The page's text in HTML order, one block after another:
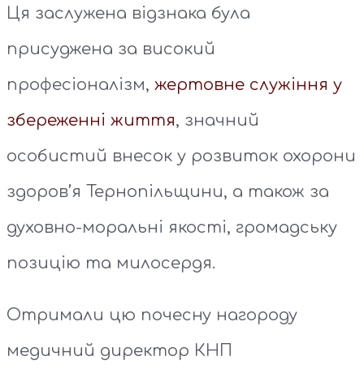
Ця заслужена відзнака була
присуджена за високий
професіоналізм, жертовне служіння у
збереженні життя, значний
особистий внесок у розвиток охорони
здоров’я Тернопільщини, а також за
духовно-моральні якості, громадську
позицію та милосердя.
Отримали цю почесну нагороду
медичний директор КНП